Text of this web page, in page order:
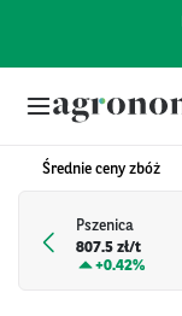
Średnie ceny zbóż
Pszenica
807.5 zł/t
+0.42%